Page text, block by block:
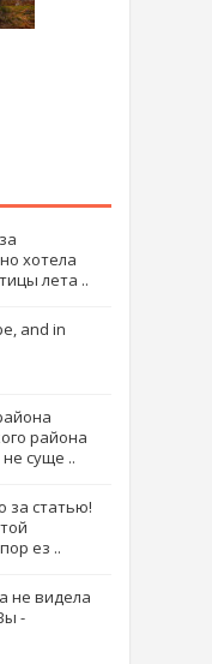
хотела
лета ..
and in
района
суще ..
за статью!
ез ..
не видела
-